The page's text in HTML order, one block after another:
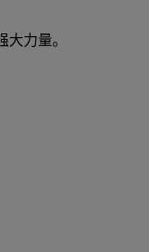
大力量。